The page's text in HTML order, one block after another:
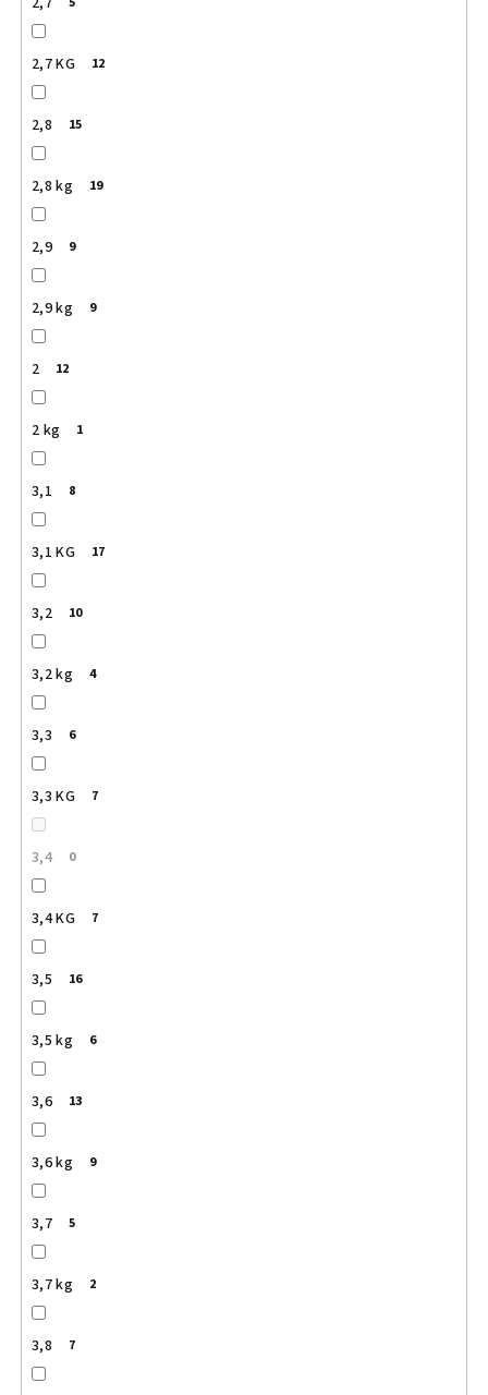
2,7 KG 12
2,8 15
2,8 kg 19
2,9 9
2,9 kg 9
2 12
2 kg 1
3,1 8
3,1 KG 17
3,2 10
3,2 kg 4
3,3 6
3,3 KG 7
3,4 0
3,4 KG 7
3,5 16
3,5 kg 6
3,6 13
3,6 kg 9
3,7 5
3,7 kg 2
3,8 7